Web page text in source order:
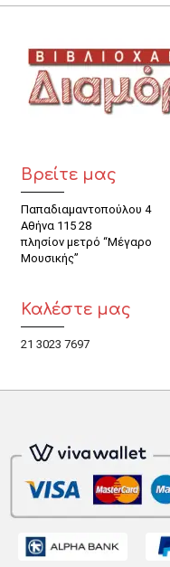
Βρείτε μας
Παπαδιαμαντοπούλου 4
Αθήνα 115 28
πλησίον μετρό “Μέγαρο
Μουσικής”
Καλέστε μας
21 3023 7697